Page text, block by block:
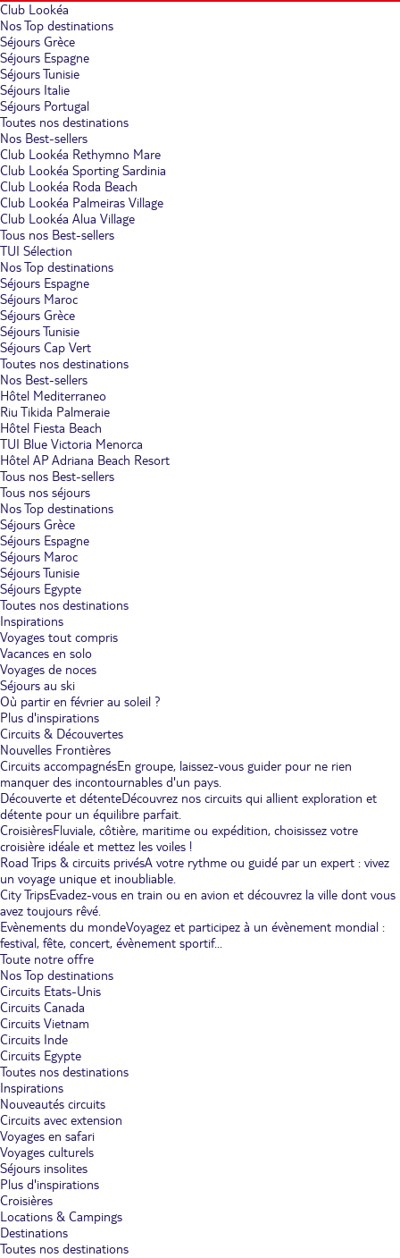
Club Lookéa
Nos Top destinations
Séjours Grèce
Séjours Espagne
Séjours Tunisie
Séjours Italie
Séjours Portugal
Toutes nos destinations
Nos Best-sellers
Club Lookéa Rethymno Mare
Club Lookéa Sporting Sardinia
Club Lookéa Roda Beach
Club Lookéa Palmeiras Village
Club Lookéa Alua Village
Tous nos Best-sellers
TUI Sélection
Nos Top destinations
Séjours Espagne
Séjours Maroc
Séjours Grèce
Séjours Tunisie
Séjours Cap Vert
Toutes nos destinations
Nos Best-sellers
Hôtel Mediterraneo
Riu Tikida Palmeraie
Hôtel Fiesta Beach
TUI Blue Victoria Menorca
Hôtel AP Adriana Beach Resort
Tous nos Best-sellers
Tous nos séjours
Nos Top destinations
Séjours Grèce
Séjours Espagne
Séjours Maroc
Séjours Tunisie
Séjours Egypte
Toutes nos destinations
Inspirations
Voyages tout compris
Vacances en solo
Voyages de noces
Séjours au ski
Où partir en février au soleil ?
Plus d'inspirations
Circuits & Découvertes
Nouvelles Frontières
Circuits accompagnésEn groupe, laissez-vous guider pour ne rien
manquer des incontournables d'un pays.
Découverte et détenteDécouvrez nos circuits qui allient exploration et
détente pour un équilibre parfait.
CroisièresFluviale, côtière, maritime ou expédition, choisissez votre
croisière idéale et mettez les voiles !
Road Trips & circuits privésA votre rythme ou guidé par un expert : vivez
un voyage unique et inoubliable.
City TripsEvadez-vous en train ou en avion et découvrez la ville dont vous
avez toujours rêvé.
Evènements du mondeVoyagez et participez à un évènement mondial :
festival, fête, concert, évènement sportif...
Toute notre offre
Nos Top destinations
Circuits Etats-Unis
Circuits Canada
Circuits Vietnam
Circuits Inde
Circuits Egypte
Toutes nos destinations
Inspirations
Nouveautés circuits
Circuits avec extension
Voyages en safari
Voyages culturels
Séjours insolites
Plus d'inspirations
Croisières
Locations & Campings
Destinations
Toutes nos destinations